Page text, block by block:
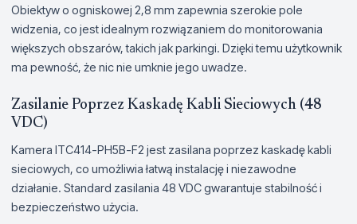
Obiektyw o ogniskowej 2,8 mm zapewnia szerokie pole
widzenia, co jest idealnym rozwiązaniem do monitorowania
większych obszarów, takich jak parkingi. Dzięki temu użytkownik
ma pewność, że nic nie umknie jego uwadze.
Zasilanie Poprzez Kaskadę Kabli Sieciowych (48
VDC)
Kamera ITC414-PH5B-F2 jest zasilana poprzez kaskadę kabli
sieciowych, co umożliwia łatwą instalację i niezawodne
działanie. Standard zasilania 48 VDC gwarantuje stabilność i
bezpieczeństwo użycia.